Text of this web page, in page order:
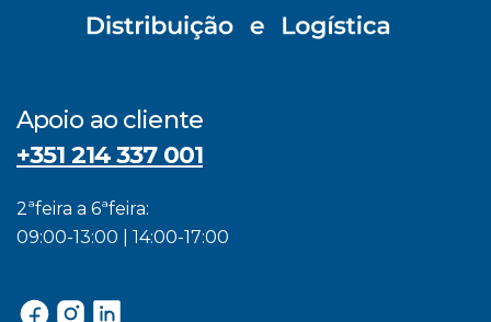
Apoio ao cliente
+351 214 337 001
2ªfeira a 6ªfeira:
09:00-13:00 | 14:00-17:00